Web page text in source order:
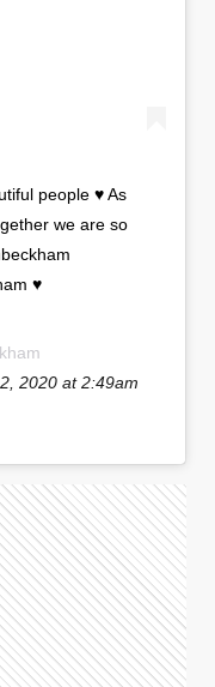
people ♥️ As
we are so
♥️
2020 at 2:49am